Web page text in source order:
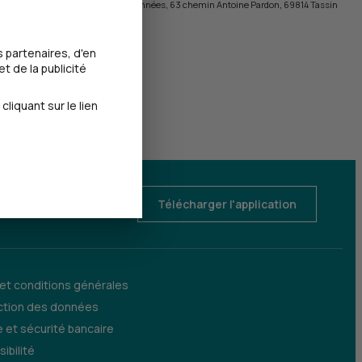
Le délégué à la protection des données, 63 chemin Antoine Pardon, 69814 Tassin
Télécharger l'application
conditions générales
des données
et sécurité bancaire
partenaires, d'en
de la publicité
sur le lien